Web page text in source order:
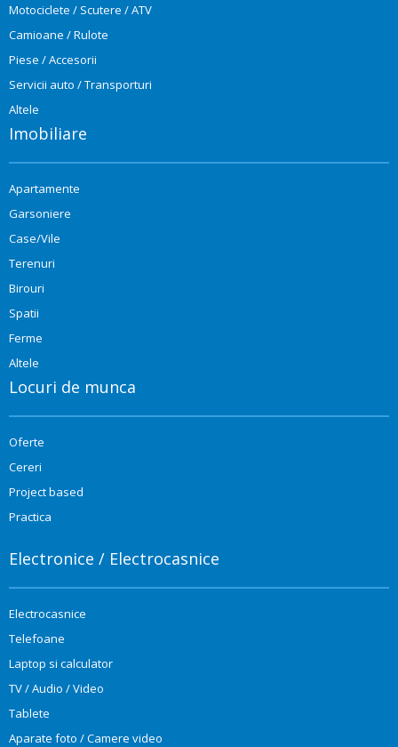
Motociclete / Scutere / ATV
Camioane / Rulote
Piese / Accesorii
Servicii auto / Transporturi
Altele
Imobiliare
Apartamente
Garsoniere
Case/Vile
Terenuri
Birouri
Spatii
Ferme
Altele
Locuri de munca
Oferte
Cereri
Project based
Practica
Electronice / Electrocasnice
Electrocasnice
Telefoane
Laptop si calculator
TV / Audio / Video
Tablete
Aparate foto / Camere video